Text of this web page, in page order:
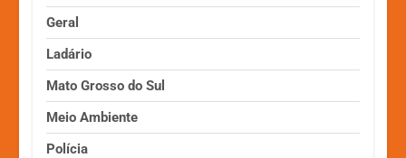
Geral
Ladário
Mato Grosso do Sul
Meio Ambiente
Polícia